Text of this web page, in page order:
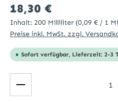
Regulärer Preis:
18,30 €
Inhalt: 200 Milliliter (0,09 € / 1
Preise inkl. MwSt. zzgl.
Sofort verfügbar, Lieferzeit: 2-3
Produkt Anzahl: Gib